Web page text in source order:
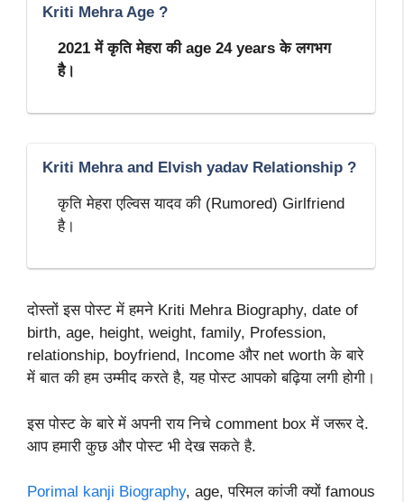
Kriti Mehra Age ?
2021 में कृति मेहरा की age 24 years के लगभग
है।
Kriti Mehra and Elvish yadav Relationship ?
कृति मेहरा एल्विस यादव की (Rumored) Girlfriend
है।
दोस्तों इस पोस्ट में हमने Kriti Mehra Biography, date of
birth, age, height, weight, family, Profession,
relationship, boyfriend, Income और net worth के बारे
में बात की हम उम्मीद करते है, यह पोस्ट आपको बढ़िया लगी होगी।
इस पोस्ट के बारे में अपनी राय निचे comment box में जरूर दे.
आप हमारी कुछ और पोस्ट भी देख सकते है.
Porimal kanji Biography, age, परिमल कांजी क्यों famous